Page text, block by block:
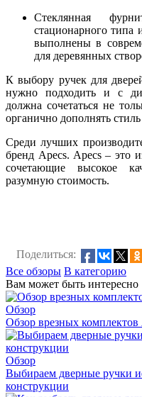
Стеклянная
стационарного типа
выполнены в
для деревянных
К выбору ручек для
нужно подходить и с
должна сочетаться не
органично дополнять
Среди лучших
бренд Apecs. Apecs – это
сочетающие высокое
разумную стоимость.
Поделиться:
Все обзоры В категорию
Вам может быть интересно
Обзор
Обзор врезных комплектов
Обзор
Выбираем дверные ручки
конструкции